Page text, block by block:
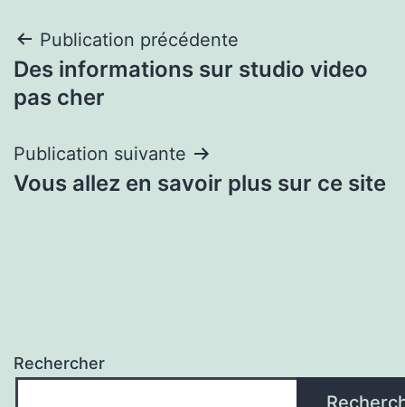
Navigation
de
Publication précédente
Des informations sur studio video
pas cher
Publication suivante
Vous allez en savoir plus sur ce site
Rechercher